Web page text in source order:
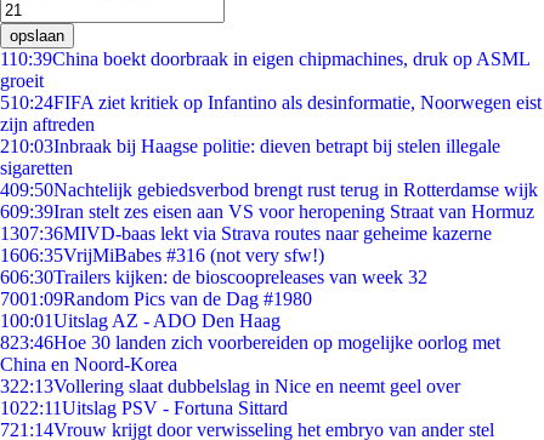
opslaan
110:39China boekt doorbraak in eigen chipmachines, druk op ASML
groeit
510:24FIFA ziet kritiek op Infantino als desinformatie, Noorwegen eist
zijn aftreden
210:03Inbraak bij Haagse politie: dieven betrapt bij stelen illegale
sigaretten
409:50Nachtelijk gebiedsverbod brengt rust terug in Rotterdamse wijk
609:39Iran stelt zes eisen aan VS voor heropening Straat van Hormuz
1307:36MIVD-baas lekt via Strava routes naar geheime kazerne
1606:35VrijMiBabes #316 (not very sfw!)
606:30Trailers kijken: de bioscoopreleases van week 32
7001:09Random Pics van de Dag #1980
100:01Uitslag AZ - ADO Den Haag
823:46Hoe 30 landen zich voorbereiden op mogelijke oorlog met
China en Noord-Korea
322:13Vollering slaat dubbelslag in Nice en neemt geel over
1022:11Uitslag PSV - Fortuna Sittard
721:14Vrouw krijgt door verwisseling het embryo van ander stel